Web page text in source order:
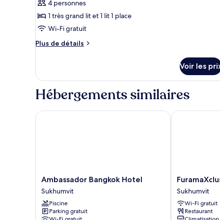
type
de
chambre :
Chambre
4 personnes
1 très grand lit et 1 lit 1 place
Wi-Fi gratuit
Plus de détails
Plus
le
type
de
Chambre
Voir les
Hébergements similaires
Ambassador
Bangkok
Hotel
Sukhumvit
Ambassador Bangkok Hotel
Sukhumvit
Piscine
Parking gratuit
Ambassador Bangkok Hotel
Asoke
Hotel
Sukhumvit
Sukhumvit
Wi-Fi gratuit
Restaurant